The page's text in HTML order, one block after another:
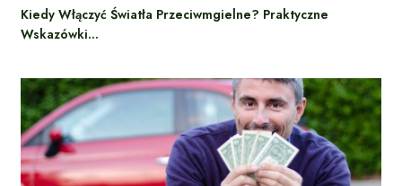
Kiedy Włączyć Światła Przeciwmgielne? Praktyczne
Wskazówki…